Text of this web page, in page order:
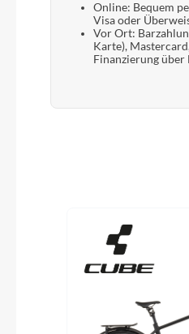
Online: Bequem
Visa oder
Vor Ort:
Karte),
Finanzierung über